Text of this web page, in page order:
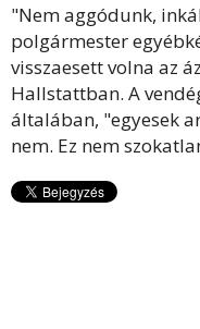
"Nem aggódunk,
polgármester
visszaesett volna az
Hallstattban. A
általában, "egyesek
nem. Ez nem